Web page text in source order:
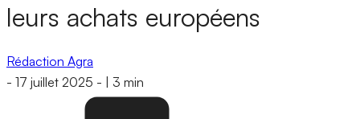
leurs achats européens
Rédaction Agra
- 17 juillet 2025 - 3 min